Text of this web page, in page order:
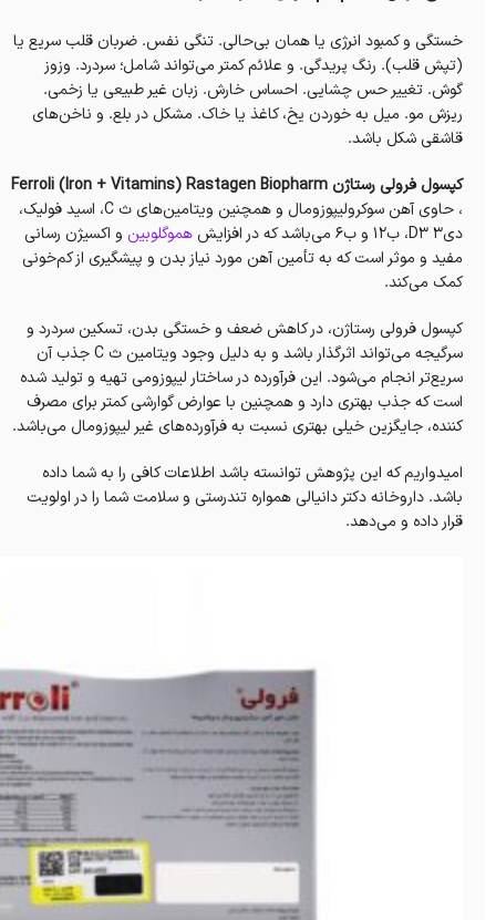
خستگی و کمبود انرژی یا همان بی‌حالی. تنگی نفس. ضربان قلب سریع یا
(تپش قلب). رنگ پریدگی. و علائم کمتر می‌تواند شامل؛ سردرد.‌ وزوز
گوش. تغییر حس چشایی. احساس خارش. زبان غیر طبیعی یا زخمی.
ریزش مو. میل به خوردن یخ، کاغذ یا خاک. مشکل در بلع. و ناخن‌های
قاشقی شکل باشد.
کپسول فرولی رستاژن Ferroli (Iron + Vitamins) Rastagen Biopharm
، حاوی آهن سوکرولیپوزومال و همچنین ویتامین‌های ث C، اسید فولیک،
دی۳ D3، ب۱۲ و ب۶ می‌باشد که در افزایش
هموگلوبین و اکسیژن رسانی
مفید و موثر است که به تأمین آهن مورد نیاز بدن و پیشگیری از کم‌خونی
کمک می‌کند.
کپسول فرولی رستاژن، در کاهش ضعف و خستگی بدن، تسکین سردرد و
سرگیجه می‌تواند اثرگذار باشد و به دلیل وجود ویتامین ث C جذب آن
سریع‌تر انجام می‌شود. این فرآورده در ساختار لیپوزومی تهیه و تولید شده
است که جذب بهتری دارد و همچنین با عوارض گوارشی کمتر برای مصرف
کننده، جایگزین خیلی بهتری نسبت به فرآورده‌های غیر لیپوزومال می‌باشد.
امیدواریم که این پژوهش توانسته باشد اطلاعات کافی را به شما داده
باشد. داروخانه دکتر دانیالی همواره تندرستی و سلامت شما را در اولویت
قرار داده و می‌دهد.